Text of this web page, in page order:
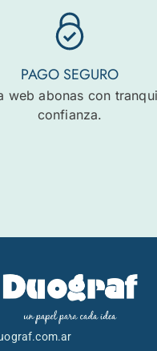
PAGO SEGURO
web abonas con
confianza.